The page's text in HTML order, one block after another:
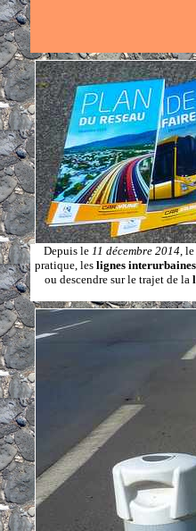
Depuis le11 décembre 2014,
pratique, leslignes interurbaines
ou descendre sur le trajet de la